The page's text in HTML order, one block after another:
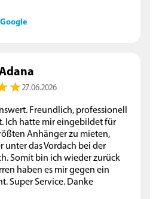
Google
★
★27.06.2026
Freundlich, professionell
Ich hatte mir eingebildet für
Anhänger zu mieten,
unter das Vordach bei der
Somit bin ich wieder zurück
haben es mir gegen ein
Super Service. Danke